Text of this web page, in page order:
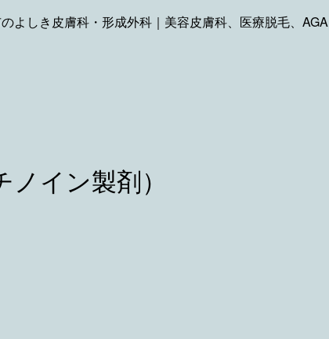
よしき皮膚科・形成外科｜美容皮膚科、医療脱毛、AGA
イン製剤）